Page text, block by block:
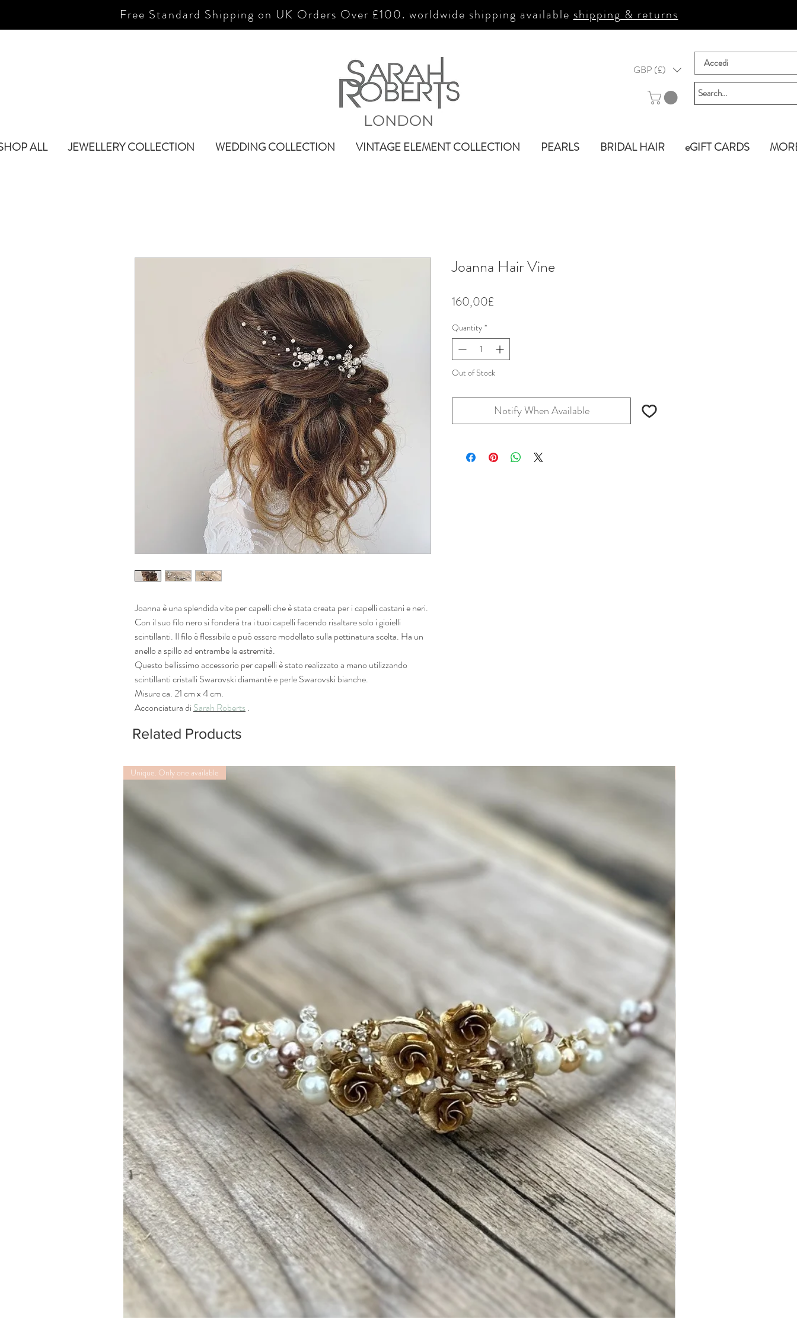
Free Standard Shipping on UK Orders Over £100. worldwide shipping availableshipping & returns
GBP (£) Accedi
ALL JEWELLERY COLLECTION WEDDING COLLECTION VINTAGE ELEMENT COLLECTION PEARLS BRIDAL HAIR eGIFT CARDS
LONDON
Joanna è una splendida vite per capelli che è stata creata per i capelli castani e neri.
Con il suo filo nero si fonderà tra i tuoi capelli facendo risaltare solo i gioielli
scintillanti. Il filo è flessibile e può essere modellato sulla pettinatura scelta. Ha un
anello a spillo ad entrambe le estremità.
Questo bellissimo accessorio per capelli è stato realizzato a mano utilizzando
scintillanti cristalli Swarovski diamanté e perle Swarovski bianche.
Misure ca. 21 cm x 4 cm.
Acconciatura di Sarah Roberts.
Joanna Hair Vine
160,00£Price
Quantity *
Out of Stock
Notify When Available
Related Products
Unique. Only one available